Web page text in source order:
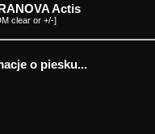
Actis
clear or +/-]
o piesku...